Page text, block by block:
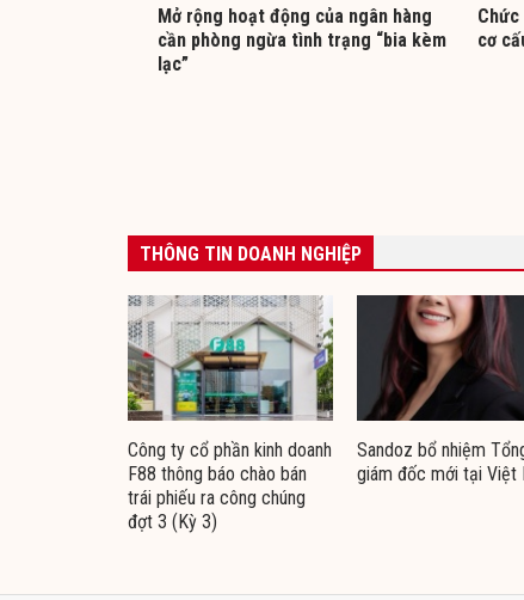
Mở rộng hoạt động của ngân hàng
cần phòng ngừa tình trạng “bia kèm
lạc”
Chức
cơ
THÔNG TIN DOANH NGHIỆP
Công ty cổ phần kinh doanh
F88 thông báo chào bán
trái phiếu ra công chúng
đợt 3 (Kỳ 3)
Sandoz bổ nhiệm
giám đốc mới tại Việt